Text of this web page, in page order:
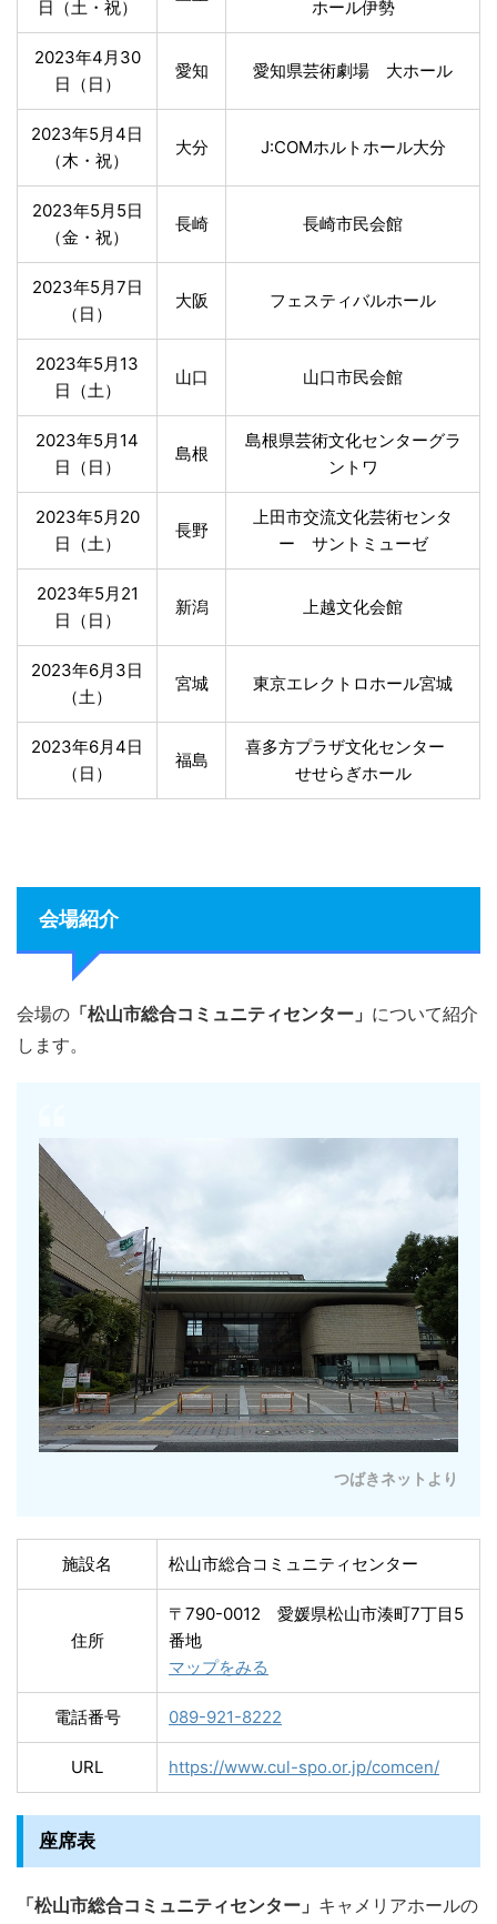
日（土・祝） ホール伊勢
2023年4月30
日（日）
愛知 愛知県芸術劇場 大ホール
2023年5月4日
（木・祝）
大分 J:COMホルトホール大分
2023年5月5日
（金・祝）
長崎 長崎市民会館
2023年5月7日
（日）
大阪 フェスティバルホール
2023年5月13
日（土）
山口 山口市民会館
2023年5月14
日（日）
島根
島根県芸術文化センターグラ
ントワ
2023年5月20
日（土）
長野
上田市交流文化芸術センタ
ー サントミューゼ
2023年5月21
日（日）
新潟 上越文化会館
2023年6月3日
（土）
宮城 東京エレクトロホール宮城
2023年6月4日
（日）
福島
喜多方プラザ文化センター
せせらぎホール
会場紹介
会場の 「松山市総合コミュニティセンター」 について紹介
します。
つばきネットより
施設名 松山市総合コミュニティセンター
住所
〒790-0012 愛媛県松山市湊町7丁目5
番地
マップをみる
電話番号 089-921-8222
URL https://www.cul-spo.or.jp/comcen/
座席表
「松山市総合コミュニティセンター」 キャメリアホールの